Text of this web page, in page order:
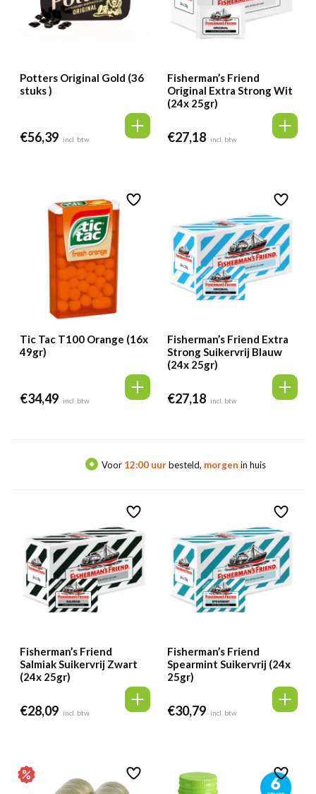
Potters Original Gold (36
stuks )
€56,39 incl. btw
Fisherman’s Friend
Original Extra Strong Wit
(24x 25gr)
€27,18 incl. btw
Tic Tac T100 Orange (16x
49gr)
€34,49 incl. btw
Fisherman’s Friend Extra
Strong Suikervrij Blauw
(24x 25gr)
€27,18 incl. btw
Voor12:00 uurbesteld,morgenin huis
Fisherman’s Friend
Salmiak Suikervrij Zwart
(24x 25gr)
€28,09 incl. btw
Fisherman’s Friend
Spearmint Suikervrij (24x
25gr)
€30,79 incl. btw